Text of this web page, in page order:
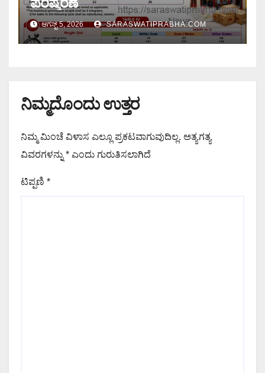
ಆಗಸ್ಟ್ 5, 2026 SARASWATIPRABHA.COM
ನಿಮ್ಮದೊಂದು ಉತ್ತರ
ನಿಮ್ಮ ಮಿಂಚೆ ವಿಳಾಸ ಎಲ್ಲೂ ಪ್ರಕಟವಾಗುವುದಿಲ್ಲ. ಅತ್ಯಗತ್ಯ
ವಿವರಗಳನ್ನು * ಎಂದು ಗುರುತಿಸಲಾಗಿದೆ
ಟಿಪ್ಪಣಿ *